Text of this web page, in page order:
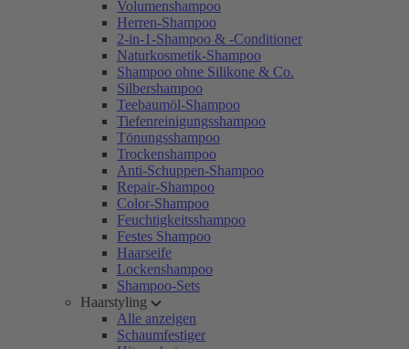
Volumenshampoo
Herren-Shampoo
2-in-1-Shampoo & -Conditioner
Naturkosmetik-Shampoo
Shampoo ohne Silikone & Co.
Silbershampoo
Teebaumöl-Shampoo
Tiefenreinigungsshampoo
Tönungsshampoo
Trockenshampoo
Anti-Schuppen-Shampoo
Repair-Shampoo
Color-Shampoo
Feuchtigkeitsshampoo
Festes Shampoo
Haarseife
Lockenshampoo
Shampoo-Sets
Haarstyling
Alle anzeigen
Schaumfestiger